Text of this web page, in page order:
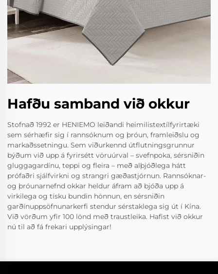
Hafðu samband við okkur
Stofnað 1992 er HENIEMO leiðandi heimilistextílfyrirtæki
sem sérhæfir sig í rannsóknum og þróun, framleiðslu og
markaðssetningu. Sem viðurkennd útflutningsgrunnur
býðum við upp á fyrirsétt vöruúrval – svefnpoka, sérsniðin
gluggagardínu, teppi og fleira – með alþjóðlega hátt
prófaðri sjálfvirkni og strangri gæðastjórnun. Rannsóknar-
og þróunarnefnd okkar heldur áfram að bjóða upp á
virkilega og tísku bundin hönnun, en sérsniðin
garðínuppsöfnunarkerfi stendur sérstaklega sig út í Kína.
Við vörðum yfir 100 lönd með traustleika. Hafist við okkur
nú til að fá frekari upplýsingar!